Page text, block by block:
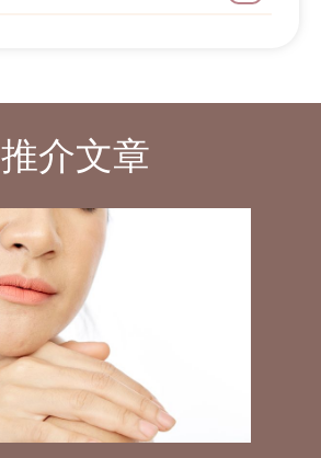
推介文章